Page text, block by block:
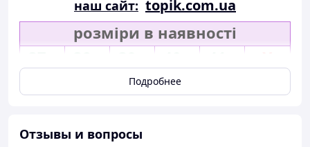
наш сайт: topik.com.ua
розміри в наявності
Подробнее
Отзывы и вопросы